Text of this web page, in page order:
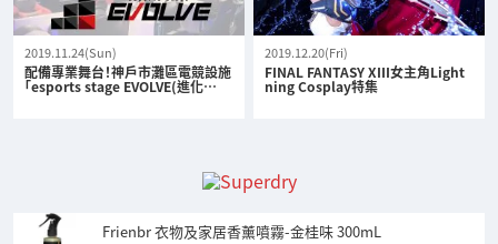
2019.11.24(Sun)
配備專業舞台！神戶市灘區電競設施
「esports stage EVOLVE(進化…
2019.12.20(Fri)
FINAL FANTASY XIII女主角Light
ning Cosplay特集
Frienbr 衣物及家居香薰噴霧-金桂味 300mL